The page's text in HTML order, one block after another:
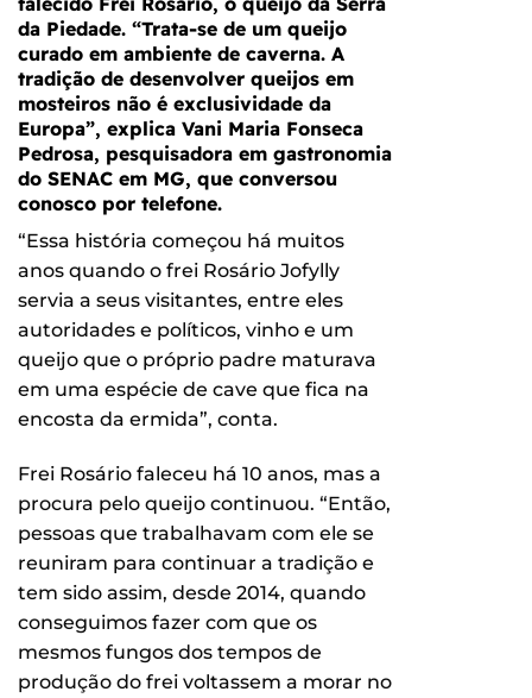
da Piedade. “Trata-se de um queijo
curado em ambiente de caverna. A
tradição de desenvolver queijos em
mosteiros não é exclusividade da
Europa”, explica Vani Maria Fonseca
Pedrosa, pesquisadora em gastronomia
do SENAC em MG, que conversou
conosco por telefone.
“Essa história começou há muitos
anos quando o frei Rosário Jofylly
servia a seus visitantes, entre eles
autoridades e políticos, vinho e um
queijo que o próprio padre maturava
em uma espécie de cave que fica na
encosta da ermida”, conta.
Frei Rosário faleceu há 10 anos, mas a
procura pelo queijo continuou. “Então,
pessoas que trabalhavam com ele se
reuniram para continuar a tradição e
tem sido assim, desde 2014, quando
conseguimos fazer com que os
mesmos fungos dos tempos de
produção do frei voltassem a morar no